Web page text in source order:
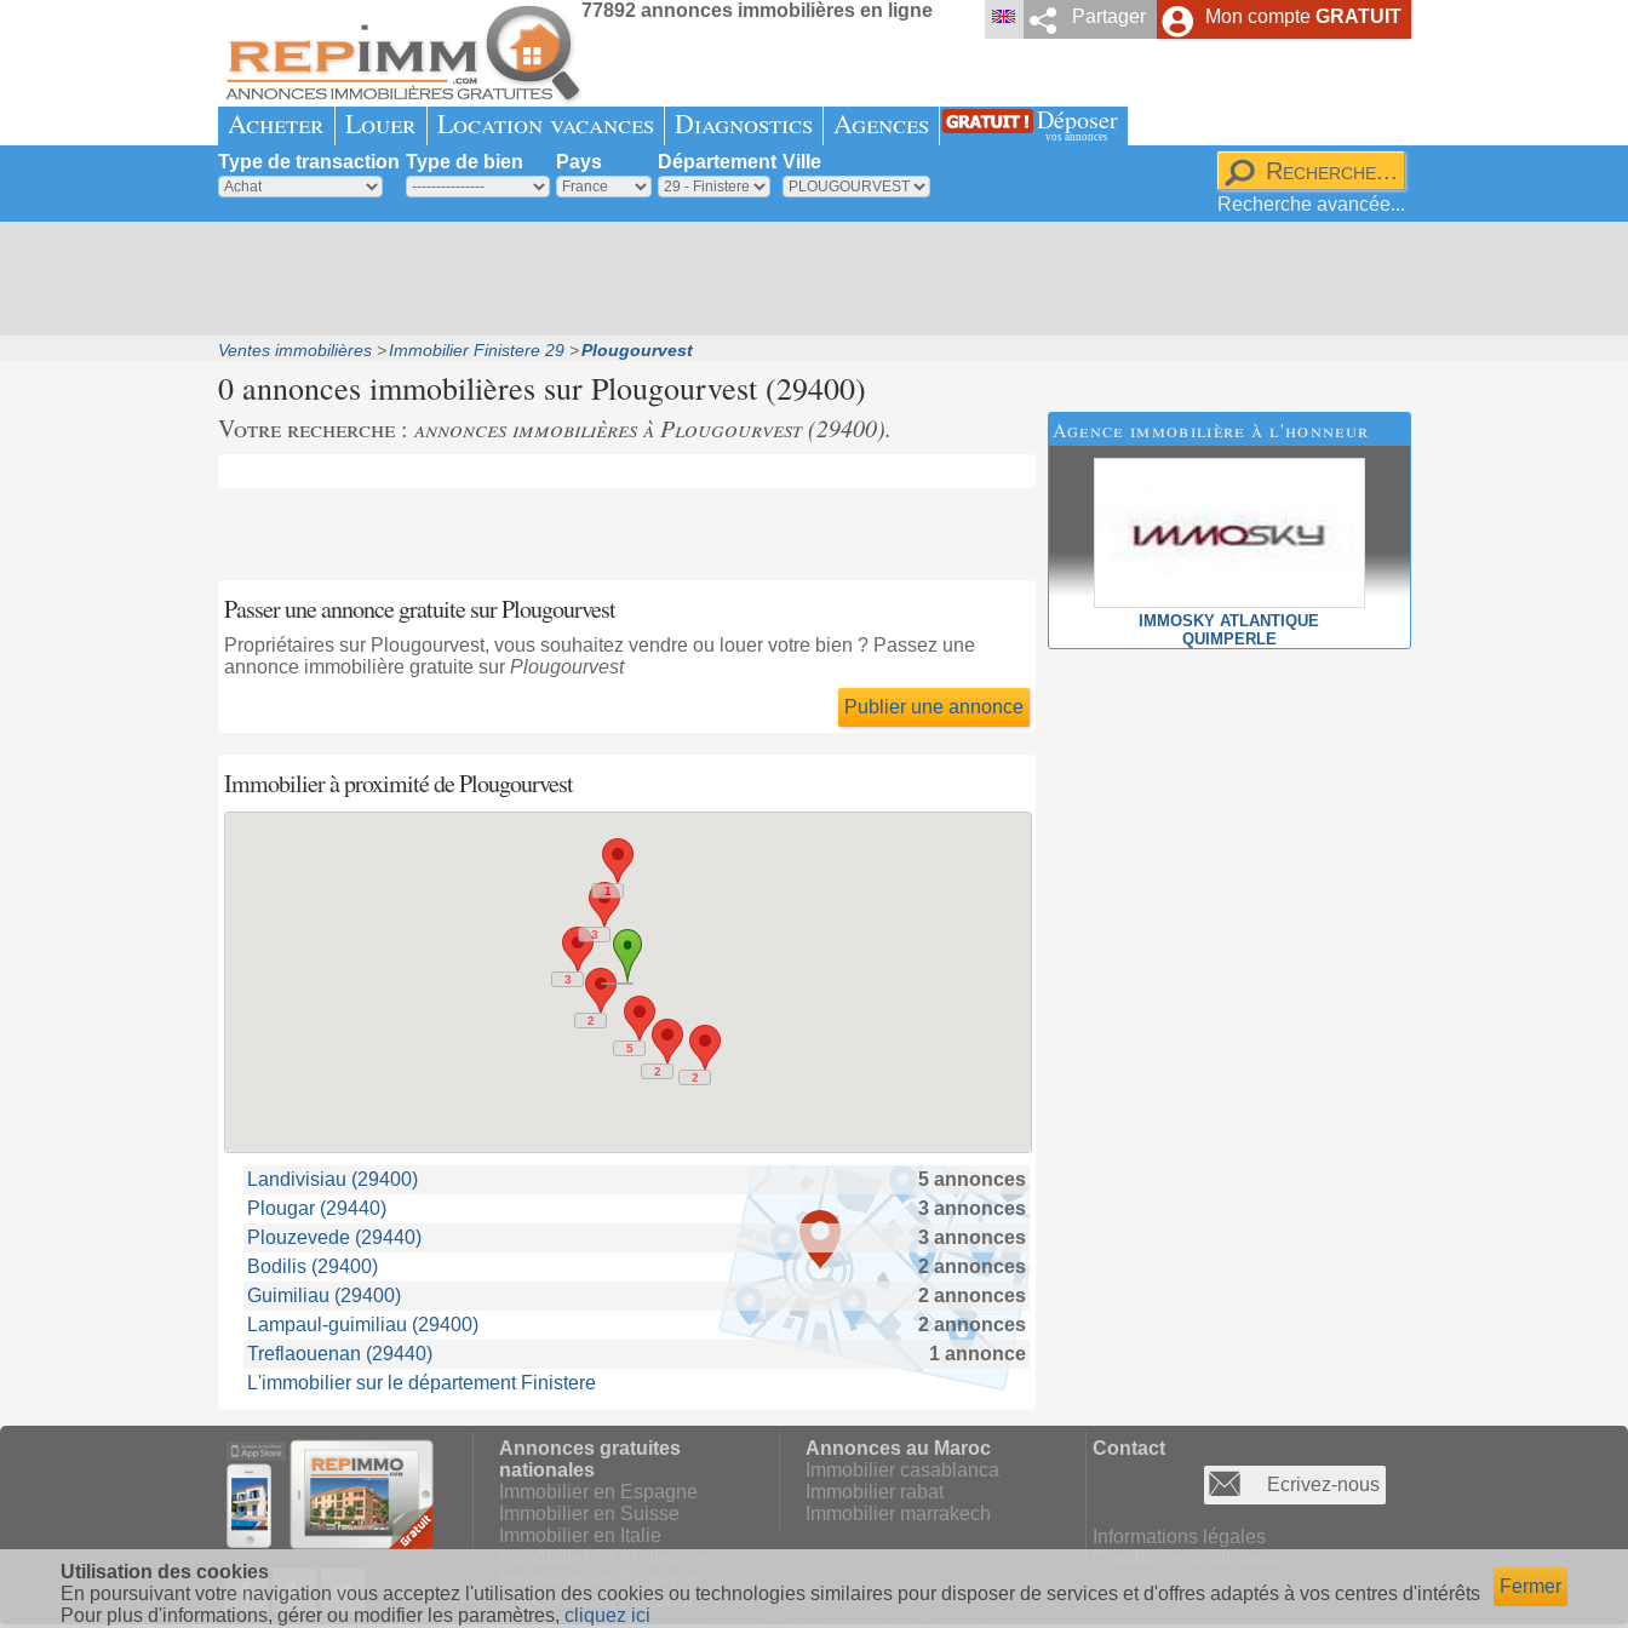
Mon compte GRATUIT
Partager
77892 annonces immobilières en ligne
Acheter Louer Location vacances Diagnostics Agences Déposer
vos annonces
Type de transaction Type de bien Pays Département Ville
Recherche avancée...
Ventes immobilières Immobilier Finistere 29 Plougourvest
0 annonces immobilières sur Plougourvest(29400)
Votre recherche :annonces immobilières à Plougourvest (29400).
Passer une annonce gratuite sur Plougourvest
Propriétaires sur Plougourvest, vous souhaitez vendre ou louer votre bien ? Passez une
annonce immobilière gratuite sur Plougourvest
Publier une annonce
Immobilier à proximitéde Plougourvest
5
3
3
2
2
2
1
5
3
3
2
2
2
1
Landivisiau (29400)
5 annonces
Plougar (29440)
3 annonces
Plouzevede (29440)
3 annonces
Bodilis (29400)
2 annonces
Guimiliau (29400)
2 annonces
Lampaul-guimiliau (29400)
2 annonces
Treflaouenan (29440)
1 annonce
L'immobilier sur le département Finistere
Agence immobilière à l'honneur
IMMOSKY ATLANTIQUE
QUIMPERLE
Facebook
Annonces gratuites
nationales
Immobilier en Espagne
Immobilier en Suisse
Immobilier en Italie
Immobilier au Portugal
Annonces au Maroc
Immobilier casablanca
Immobilier rabat
Immobilier marrakech
Contact
Ecrivez-nous
Informations légales
Fermer
Utilisation des cookies
En poursuivant votre navigation vous acceptez l'utilisation des cookies ou technologies similaires pour disposer de services et d'offres adaptés à vos centres d'intérêts
Pour plus d'informations, gérer ou modifier les paramètres, cliquez ici